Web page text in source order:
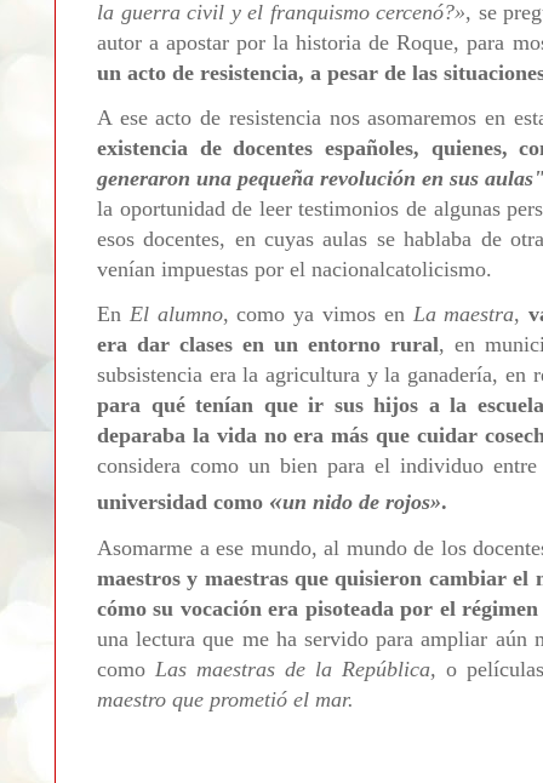
la guerra civil y el franquismo cercenó?», se
autor a apostar por la historia de Roque, para
un acto de resistencia, a pesar de las
A ese acto de resistencia nos asomaremos en
existencia de docentes españoles, quienes,
generaron una pequeña revolución en sus
la oportunidad de leer testimonios de algunas
esos docentes, en cuyas aulas se hablaba de
venían impuestas por el nacionalcatolicismo.
En El alumno, como ya vimos en La maestra,
era dar clases en un entorno rural, en
subsistencia era la agricultura y la ganadería, en
para qué tenían que ir sus hijos a la
deparaba la vida no era más que cuidar
considera como un bien para el individuo
universidad como «un nido de rojos».
Asomarme a ese mundo, al mundo de los
maestros y maestras que quisieron cambiar el
cómo su vocación era pisoteada por el
una lectura que me ha servido para ampliar aún
comoLas maestras de la República, o
maestro que prometió el mar.